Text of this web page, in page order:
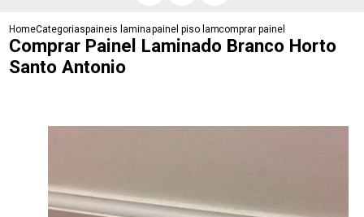
HomeCategoriaspaineis laminadospainel piso laminadocomprar painel laminado
Comprar Painel Laminado Branco Horto
Santo Antonio